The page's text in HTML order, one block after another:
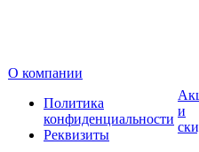
О компании
Политика
конфиденциальности
Реквизиты
и